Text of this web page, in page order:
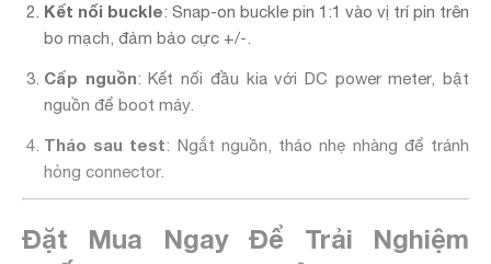
Kết nối buckle: Snap-on buckle pin 1:1 vào vị trí pin trên
bo mạch, đảm bảo cực +/-.
Cấp nguồn: Kết nối đầu kia với DC power meter, bật
nguồn để boot máy.
Tháo sau test: Ngắt nguồn, tháo nhẹ nhàng để tránh
hỏng connector.
Đặt Mua Ngay Để Trải Nghiệm